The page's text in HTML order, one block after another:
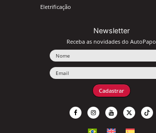
Eletrificação
Newsletter
Receba as novidades do AutoPapo
Cadastrar